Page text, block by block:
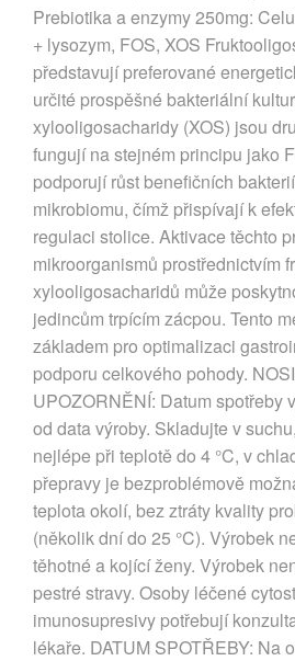
Prebiotika a enzymy 250mg:
+ lysozym, FOS, XOS
představují preferované
určité prospěšné bakteriální
xylooligosacharidy (XOS) jsou
fungují na stejném principu jako
podporují růst benefičních
mikrobiomu, čímž přispívají k
regulaci stolice. Aktivace těchto
mikroorganismů prostřednictvím
xylooligosacharidů může
jedincům trpícím zácpou. Tento
základem pro optimalizaci
podporu celkového pohody.
UPOZORNĚNÍ: Datum spotřeby
od data výroby. Skladujte v
nejlépe při teplotě do 4 °C, v
přepravy je bezproblémově
teplota okolí, bez ztráty kvality
(několik dní do 25 °C). Výrobek
těhotné a kojící ženy. Výrobek
pestré stravy. Osoby léčené
imunosupresivy potřebují
lékaře. DATUM SPOTŘEBY: Na